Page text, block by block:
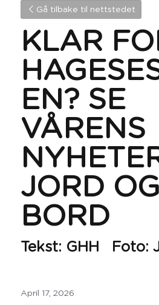
Gå tilbake til nettstedet
KLAR
EN? SE
VÅRENS
JORD OG
BORD
Tekst: GHH   Foto:
April 17, 2026